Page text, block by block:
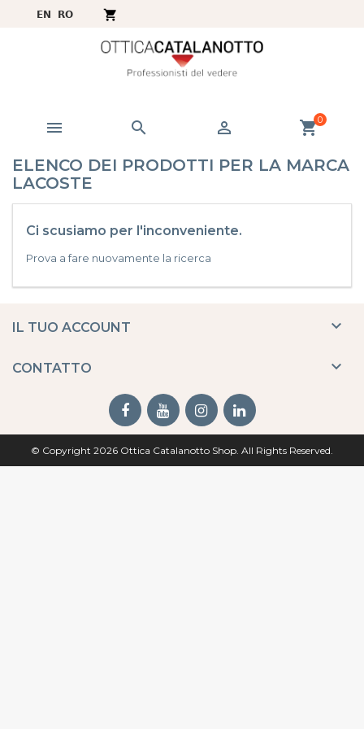
   shopping_cart0
ELENCO DEI PRODOTTI PER LA MARCA
LACOSTE
Ci scusiamo per l'inconveniente.
Prova a fare nuovamente la ricerca
IL TUO ACCOUNT 
CONTATTO 
© Copyright 2026 Ottica Catalanotto Shop. All Rights Reserved.